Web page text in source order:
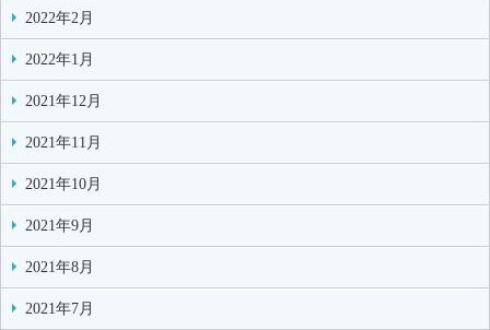
2022年2月
2022年1月
2021年12月
2021年11月
2021年10月
2021年9月
2021年8月
2021年7月